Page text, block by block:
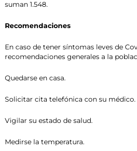
suman 1.548.
Recomendaciones
En caso de tener síntomas leves de
recomendaciones generales a la
Quedarse en casa.
Solicitar cita telefónica con su médico.
Vigilar su estado de salud.
Medirse la temperatura.